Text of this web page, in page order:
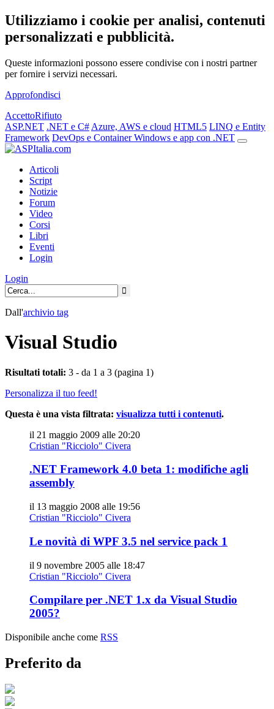
Utilizziamo i cookie per analisi, contenuti
personalizzati e pubblicità.
Queste informazioni possono essere condivise con i nostri partner
per fornire i servizi necessari.
Approfondisci
AccettoRifiuto
ASP.NET .NET e C# Azure, AWS e cloud HTML5 LINQ e Entity
Framework DevOps e ContainerWindows e app con .NET
Articoli
Script
Notizie
Forum
Video
Corsi
Libri
Eventi
Login
Login
Dall'archivio tag
Visual Studio
Risultati totali: 3 - da 1 a 3 (pagina 1)
Personalizza il tuo feed!
Questa è una vista filtrata: visualizza tutti i contenuti.
il 21 maggio 2009 alle 20:20
Cristian "Ricciolo" Civera
.NET Framework 4.0 beta 1: modifiche agli
assembly
il 13 maggio 2008 alle 19:56
Cristian "Ricciolo" Civera
Le novità di WPF 3.5 nel service pack 1
il 9 novembre 2005 alle 18:47
Cristian "Ricciolo" Civera
Compilare per .NET 1.x da Visual Studio
2005?
Disponibile anche come RSS
Preferito da